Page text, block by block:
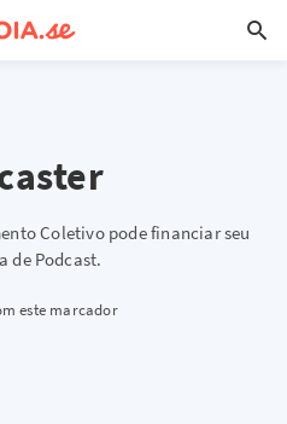
Coletivo pode financiar seu
de Podcast.
este marcador